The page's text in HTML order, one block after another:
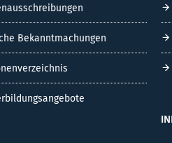
Bekanntmachungen